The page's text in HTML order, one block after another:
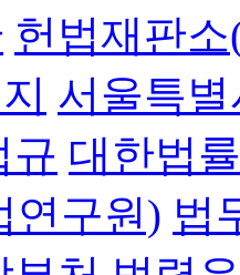
헌법재판
서울특
규 대한법
연구원) 법